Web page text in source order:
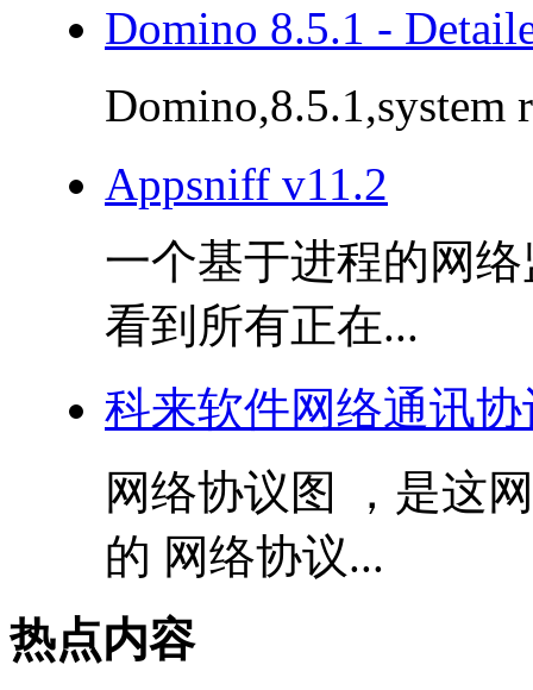
Domino 8.5.1 -
Domino,8.5.1,system
Appsniff v11.2
一个基于进程的网
看到所有正在...
科来软件网络通讯
网络协议图 ，是这
的 网络协议...
热点内容